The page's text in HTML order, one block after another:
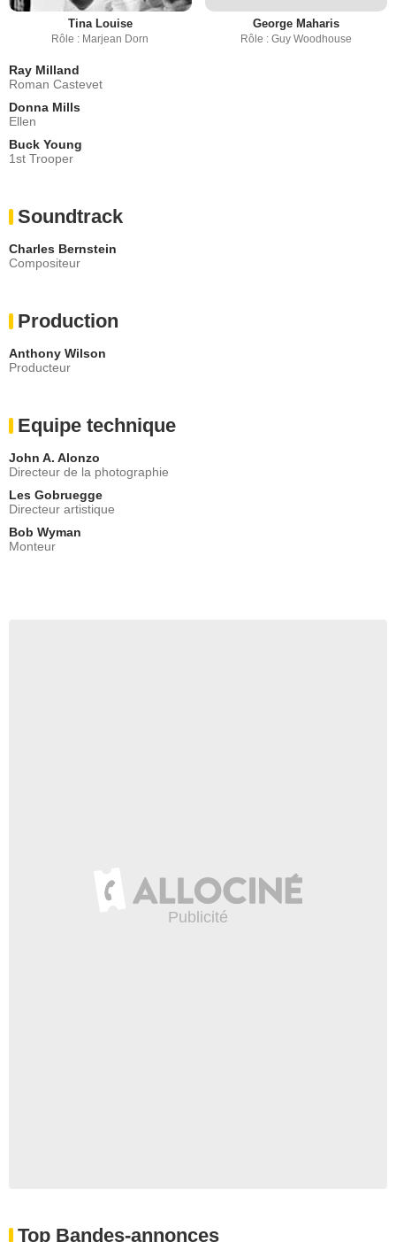
Tina Louise
Rôle : Marjean Dorn
George Maharis
Rôle : Guy Woodhouse
Ray Milland
Roman Castevet
Donna Mills
Ellen
Buck Young
1st Trooper
Soundtrack
Charles Bernstein
Compositeur
Production
Anthony Wilson
Producteur
Equipe technique
John A. Alonzo
Directeur de la photographie
Les Gobruegge
Directeur artistique
Bob Wyman
Monteur
Top Bandes-annonces